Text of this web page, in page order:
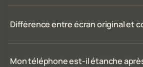
Différence entre écran original et
Mon téléphone est-il étanche